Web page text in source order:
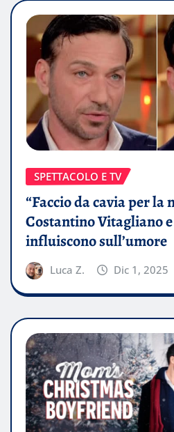
SPETTACOLO E TV
“Faccio da cavia per la
Costantino Vitagliano
influiscono sull’umore
Luca Z. Dic 1, 2025